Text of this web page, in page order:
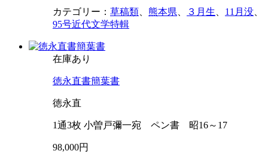
カテゴリー： 草稿類 熊本県 ３月生 11月没
95号近代文学特輯
在庫あり
徳永直書簡葉書
徳永直
1通3枚 小曽戸彌一宛 ペン書 昭16～17
98,000円